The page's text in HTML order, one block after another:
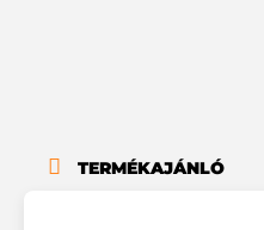
TERMÉKAJÁNLÓ